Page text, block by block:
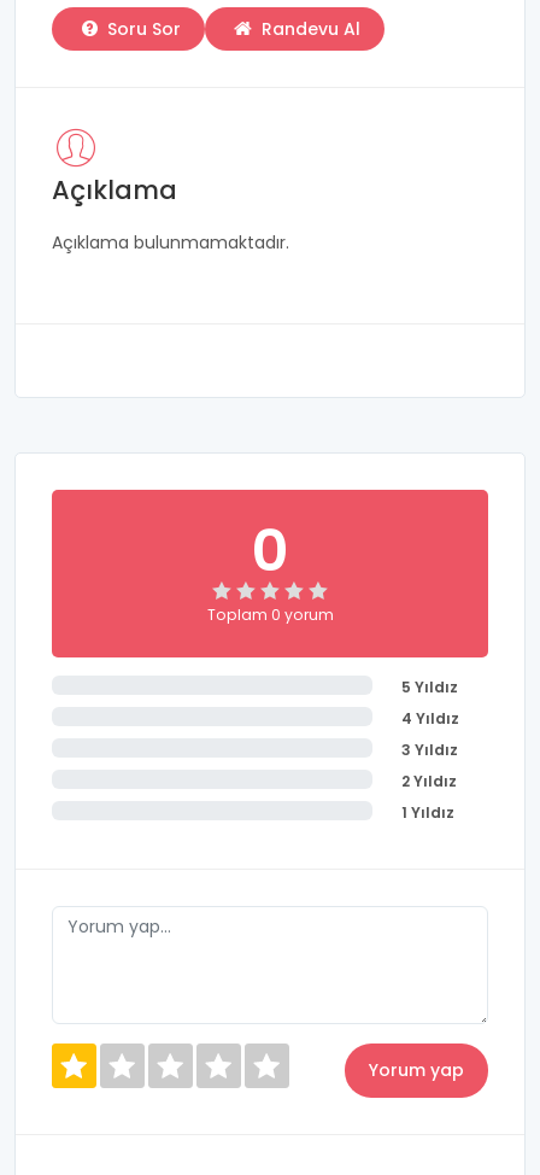
Soru Sor
Randevu Al
Açıklama
Açıklama bulunmamaktadır.
0
Toplam 0 yorum
5 Yıldız
4 Yıldız
3 Yıldız
2 Yıldız
1 Yıldız